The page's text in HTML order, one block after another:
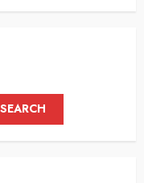
SEARCH